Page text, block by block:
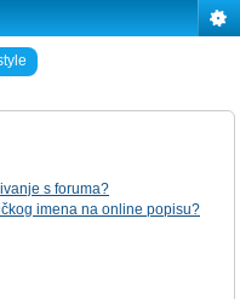
s foruma?
imena na online popisu?